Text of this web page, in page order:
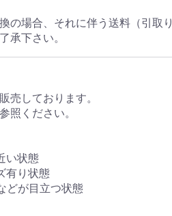
の場合、それに伴う送料（引取り
承下さい。
売しております。
照ください。
い状態
有り状態
どが目立つ状態